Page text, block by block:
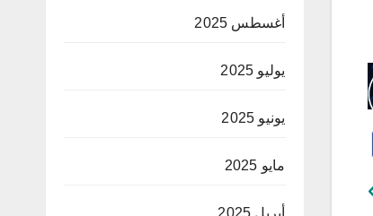
أغسطس 2025
يوليو 2025
يونيو 2025
مايو 2025